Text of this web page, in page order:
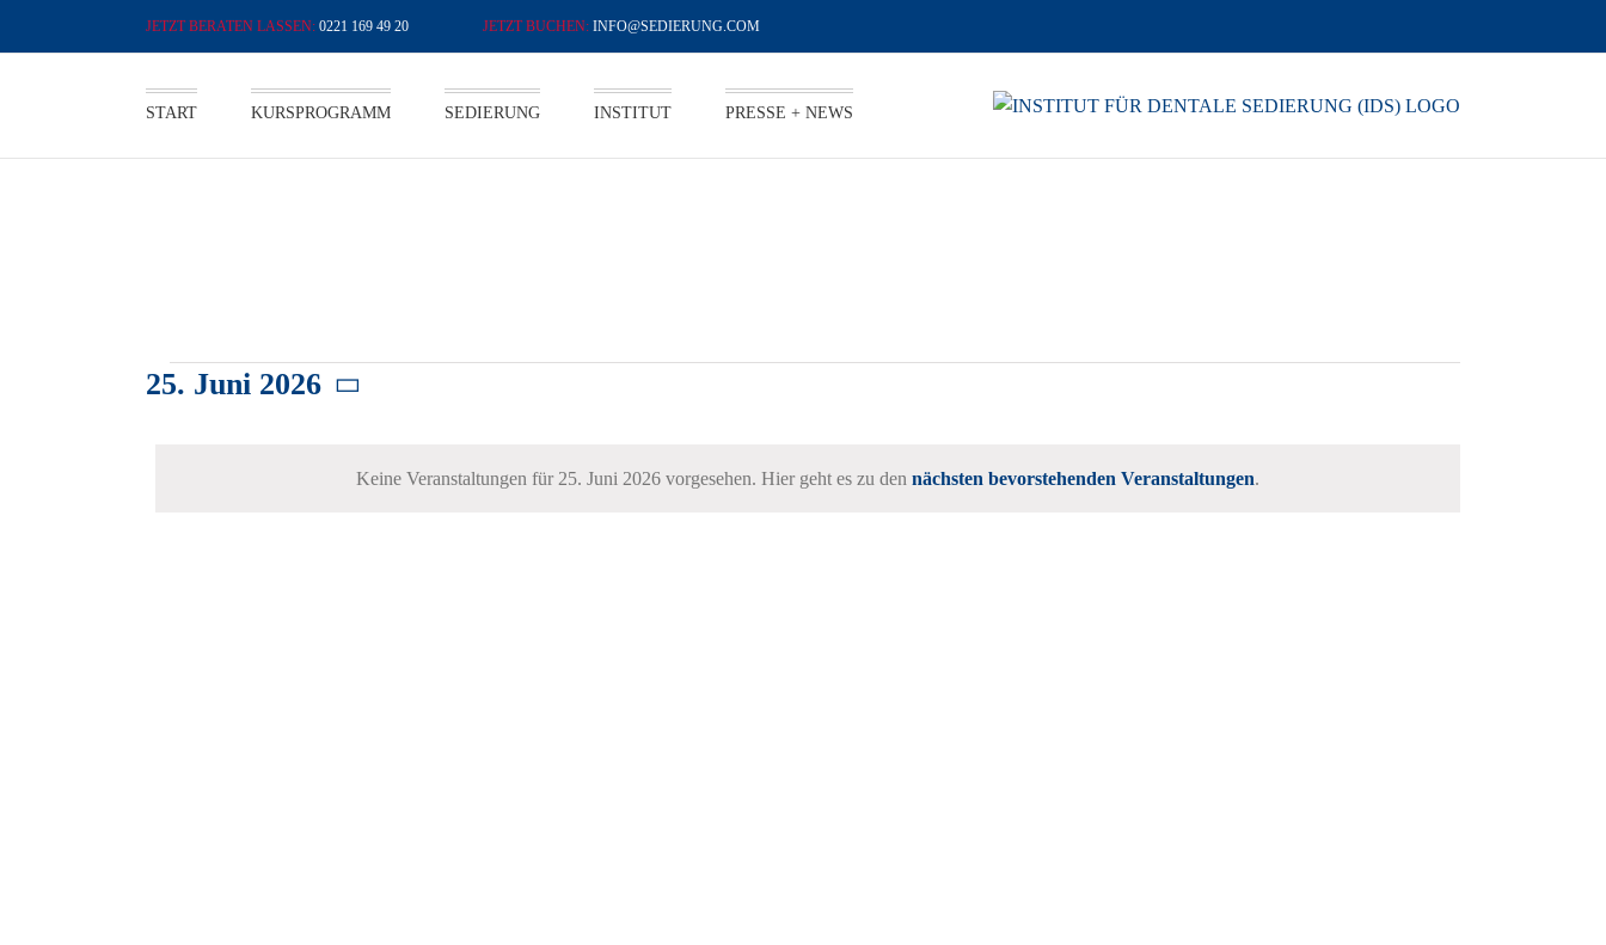
0221 169 49 20 INFO@SEDIERUNG.COM
START KURSPROGRAMM SEDIERUNG INSTITUT PRESSE + NEWS
VERANSTALTUNGEN
Hinweis
Keine Veranstaltungen für 25. Juni 2026 vorgesehen. Hier geht es zu den nächsten bevorstehenden Veranstaltungen.
25. Juni 2026